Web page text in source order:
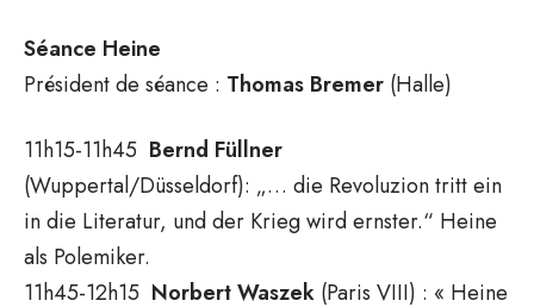
Séance Heine
Président de séance : Thomas Bremer (Halle)
11h15-11h45 Bernd Füllner
(Wuppertal/Düsseldorf): „… die Revoluzion tritt ein
in die Literatur, und der Krieg wird ernster.“ Heine
als Polemiker.
11h45-12h15 NorbertWaszek (Paris VIII) : « Heine